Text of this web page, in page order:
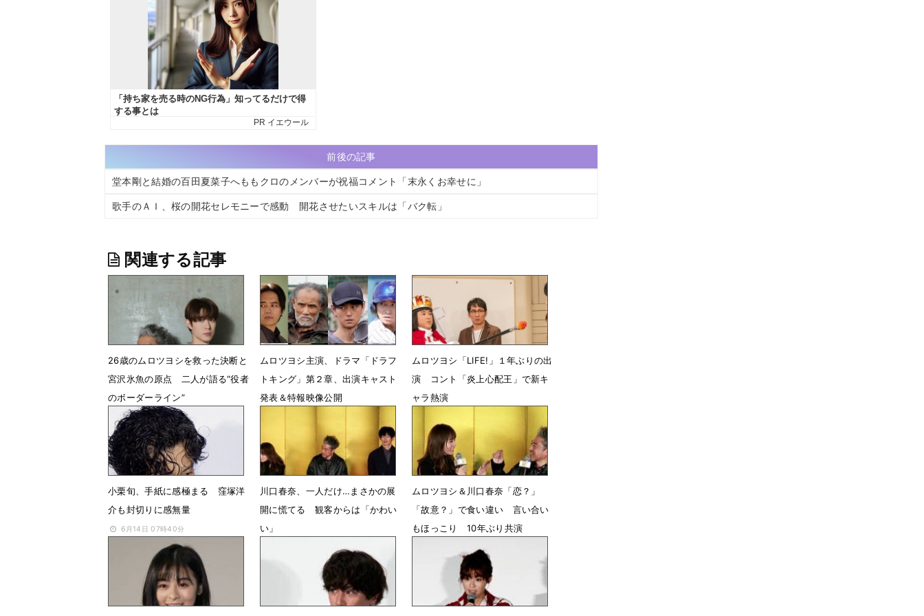
前後の記事
堂本剛と結婚の百田夏菜子へももクロのメンバーが祝福コメント「末永くお幸せに」
歌手のＡＩ、桜の開花セレモニーで感動 開花させたいスキルは「バク転」
関連する記事
26歳のムロツヨシを救った決断と
宮沢氷魚の原点 二人が語る“役者
のボーダーライン”
5月15日 07時00分
ムロツヨシ主演、ドラマ「ドラフ
トキング」第２章、出演キャスト
発表＆特報映像公開
ムロツヨシ「LIFE!」１年ぶりの出
演 コント「炎上心配王」で新キ
ャラ熱演
小栗旬、手紙に感極まる 窪塚洋
介も封切りに感無量
6月14日 07時40分
川口春奈、一人だけ…まさかの展
開に慌てる 観客からは「かわい
い」
ムロツヨシ＆川口春奈「恋？」
「故意？」で食い違い 言い合い
もほっこり 10年ぶり共演
1月24日 22時42分